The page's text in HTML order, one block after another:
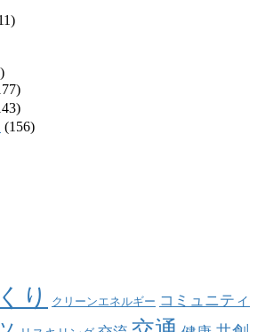
(156)
り クリーンエネルギー コミュニティ